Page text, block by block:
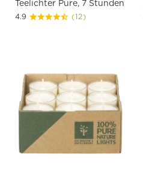
Teelichter Pure, 7 Stunden
4.9 (12)